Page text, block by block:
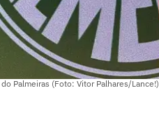
Palmeiras (Foto: Vitor Palhares/Lance!)